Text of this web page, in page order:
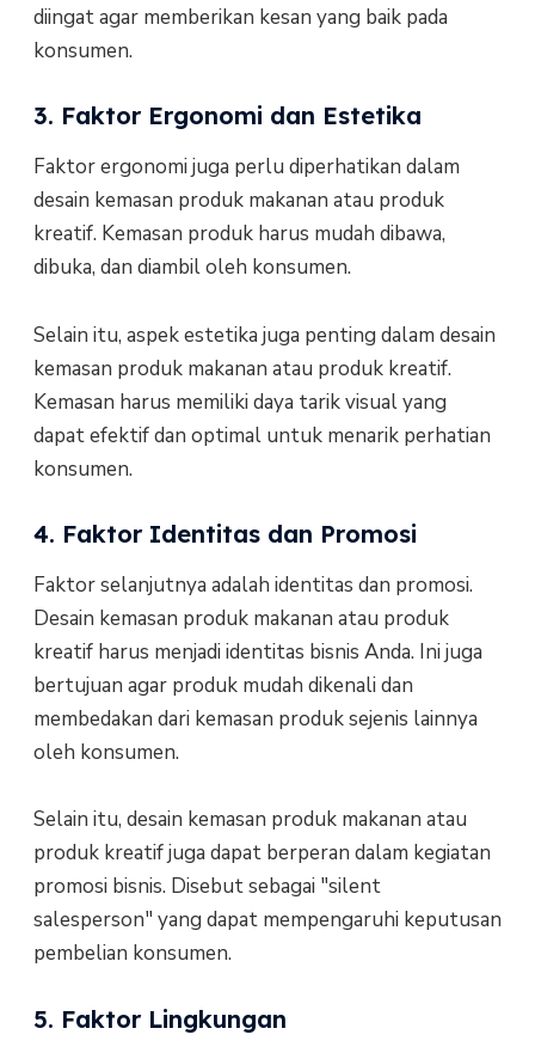
diingat agar memberikan kesan yang baik pada
konsumen.
3. Faktor Ergonomi dan Estetika
Faktor ergonomi juga perlu diperhatikan dalam
desain kemasan produk makanan atau produk
kreatif. Kemasan produk harus mudah dibawa,
dibuka, dan diambil oleh konsumen.
Selain itu, aspek estetika juga penting dalam desain
kemasan produk makanan atau produk kreatif.
Kemasan harus memiliki daya tarik visual yang
dapat efektif dan optimal untuk menarik perhatian
konsumen.
4. Faktor Identitas dan Promosi
Faktor selanjutnya adalah identitas dan promosi.
Desain kemasan produk makanan atau produk
kreatif harus menjadi identitas bisnis Anda. Ini juga
bertujuan agar produk mudah dikenali dan
membedakan dari kemasan produk sejenis lainnya
oleh konsumen.
Selain itu, desain kemasan produk makanan atau
produk kreatif juga dapat berperan dalam kegiatan
promosi bisnis. Disebut sebagai "silent
salesperson" yang dapat mempengaruhi keputusan
pembelian konsumen.
5. Faktor Lingkungan